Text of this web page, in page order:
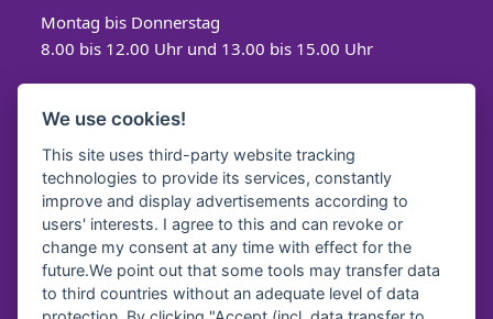
Montag bis Donnerstag
8.00 bis 12.00 Uhr und 13.00 bis 15.00 Uhr
8.00 bis 12.00 Uhr
Spendenkonto
Diakonisches Werk Traunstein e.V.
We use cookies!
This site uses third-party website tracking
technologies to provide its services, constantly
improve and display advertisements according to
users' interests. I agree to this and can revoke or
change my consent at any time with effect for the
future.We point out that some tools may transfer data
to third countries without an adequate level of data